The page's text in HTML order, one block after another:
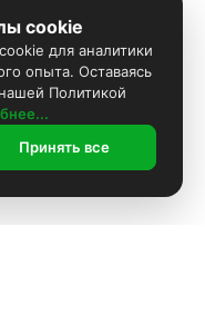
cookie
для аналитики
опыта. Оставаясь
Политикой
Принять все